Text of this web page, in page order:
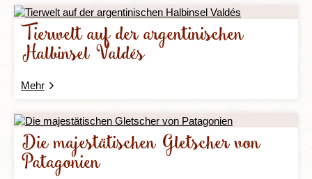
Tierwelt auf der argentinischen
Halbinsel Valdés
Mehr
Die majestätischen Gletscher von
Patagonien